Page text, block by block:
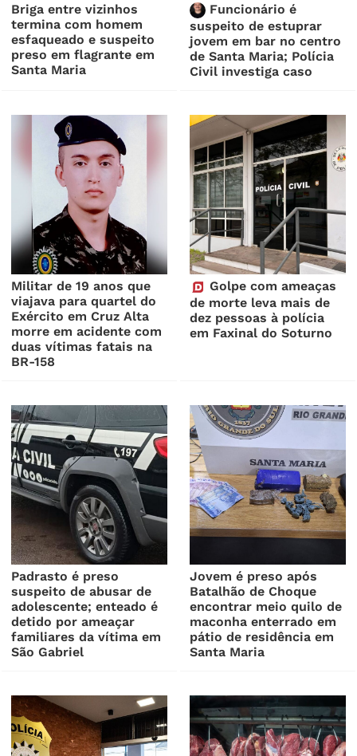
Briga entre vizinhos
termina com homem
esfaqueado e suspeito
preso em flagrante em
Santa Maria
Funcionário é
suspeito de estuprar
jovem em bar no centro
de Santa Maria; Polícia
Civil investiga caso
Militar de 19 anos que
viajava para quartel do
Exército em Cruz Alta
morre em acidente com
duas vítimas fatais na
BR-158
Golpe com ameaças
de morte leva mais de
dez pessoas à polícia
em Faxinal do Soturno
Padrasto é preso
suspeito de abusar de
adolescente; enteado é
detido por ameaçar
familiares da vítima em
São Gabriel
Jovem é preso após
Batalhão de Choque
encontrar meio quilo de
maconha enterrado em
pátio de residência em
Santa Maria